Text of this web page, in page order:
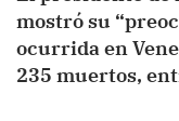
mostró su
ocurrida en
235 muertos,